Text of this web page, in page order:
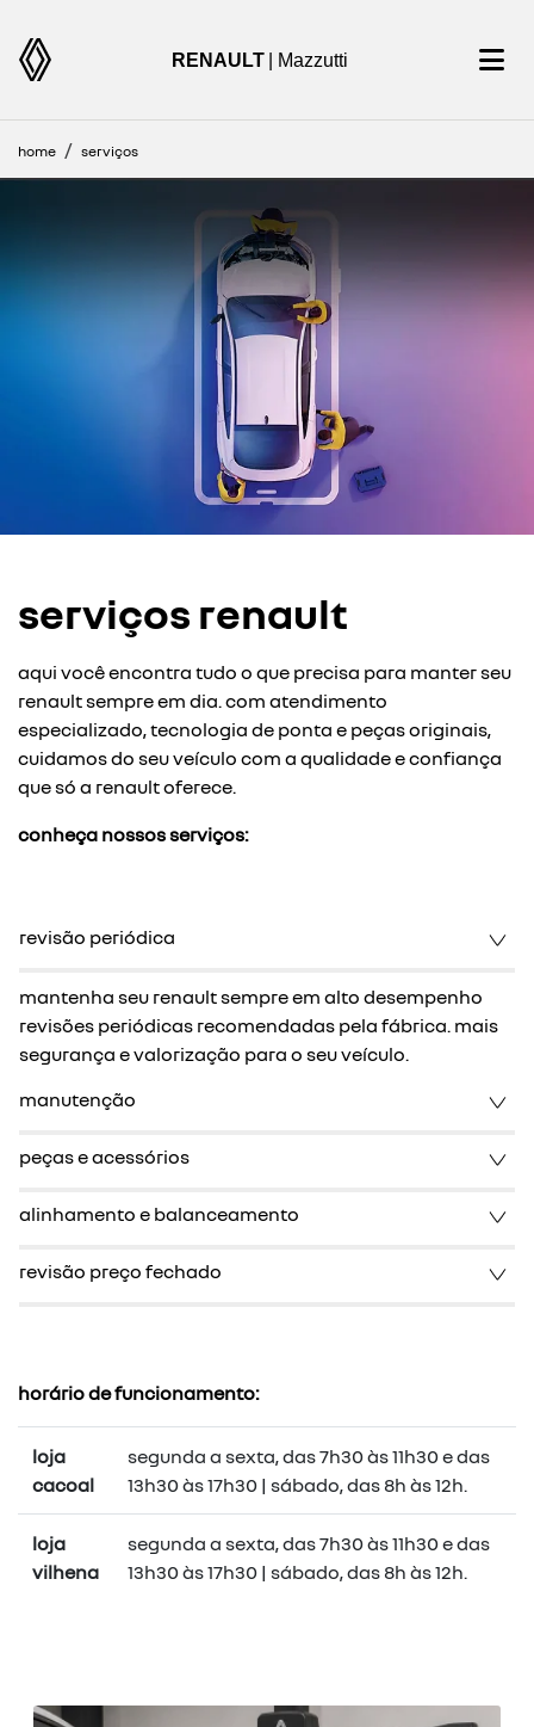
RENAULT | Mazzutti
home serviços
serviços renault
aqui você encontra tudo o que precisa para manter seu
renault sempre em dia. com atendimento
especializado, tecnologia de ponta e peças originais,
cuidamos do seu veículo com a qualidade e confiança
que só a renault oferece.
conheça nossos serviços:
revisão periódica
mantenha seu renault sempre em alto desempenho
revisões periódicas recomendadas pela fábrica. mais
segurança e valorização para o seu veículo.
manutenção
peças e acessórios
alinhamento e balanceamento
revisão preço fechado
horário de funcionamento:
loja
cacoal
segunda a sexta, das 7h30 às 11h30 e das
13h30 às 17h30 | sábado, das 8h às 12h.
loja
vilhena
segunda a sexta, das 7h30 às 11h30 e das
13h30 às 17h30 | sábado, das 8h às 12h.